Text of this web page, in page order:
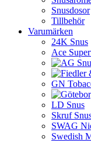
Snusdosor
Tillbehör
Varumärken
24K Snus
Ace
GN
LD Snus
Skruf
SWAG
Swedish